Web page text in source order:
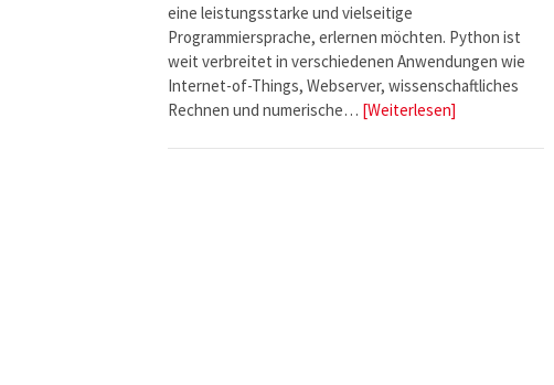
eine leistungsstarke und vielseitige
Programmiersprache, erlernen möchten. Python ist
weit verbreitet in verschiedenen Anwendungen wie
Internet-of-Things, Webserver, wissenschaftliches
Rechnen und numerische… [Weiterlesen]